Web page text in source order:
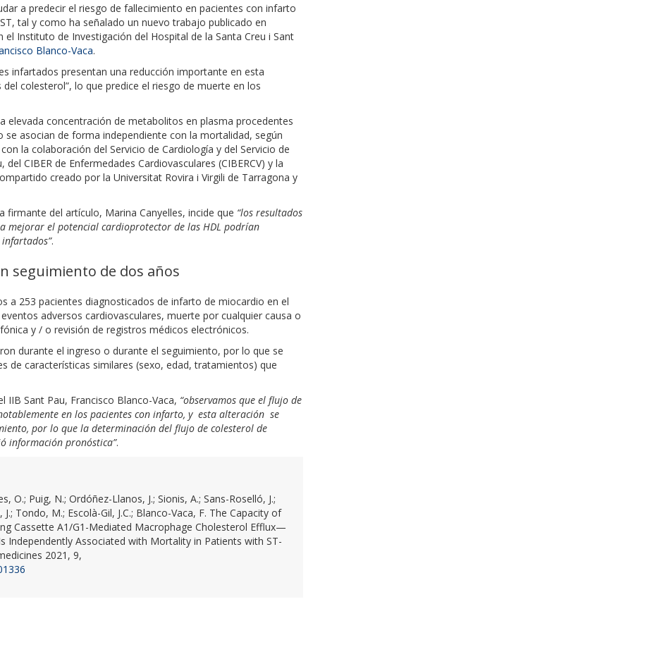
a predecir el riesgo de fallecimiento en pacientes con infarto
tal y como ha señalado un nuevo trabajo publicado en
el Instituto de Investigación del Hospital de la Santa Creu i Sant
Blanco-Vaca.
infartados presentan una reducción importante en esta
colesterol”, lo que predice el riesgo de muerte en los
elevada concentración de metabolitos en plasma procedentes
asocian de forma independiente con la mortalidad, según
la colaboración del Servicio de Cardiología y del Servicio de
CIBER de Enfermedades Cardiovasculares (CIBERCV) y la
creado por la Universitat Rovira i Virgili de Tarragona y
del artículo, Marina Canyelles, incide que “los resultados
mejorar el potencial cardioprotector de las HDL podrían
.
seguimiento de dos años
a 253 pacientes diagnosticados de infarto de miocardio en el
adversos cardiovasculares, muerte por cualquier causa o
y / o revisión de registros médicos electrónicos.
durante el ingreso o durante el seguimiento, por lo que se
de características similares (sexo, edad, tratamientos) que
IIB Sant Pau, Francisco Blanco-Vaca, “observamos que el flujo de
en los pacientes con infarto, y esta alteración se
por lo que la determinación del flujo de colesterol de
información pronóstica”.
O.; Puig, N.; Ordóñez-Llanos, J.; Sionis, A.; Sans-Roselló, J.;
Tondo, M.; Escolà-Gil, J.C.; Blanco-Vaca, F. The Capacity of
Cassette A1/G1-Mediated Macrophage Cholesterol Efflux—
Associated with Mortality in Patients with ST-
2021, 9,